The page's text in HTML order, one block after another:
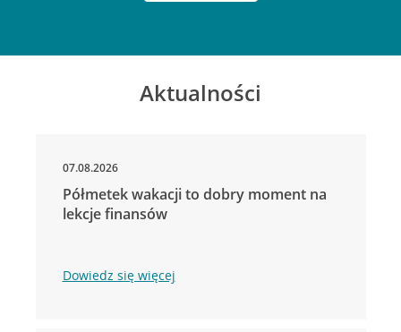
Aktualności
07.08.2026
Półmetek wakacji to dobry moment na
lekcje finansów
Dowiedz się więcej